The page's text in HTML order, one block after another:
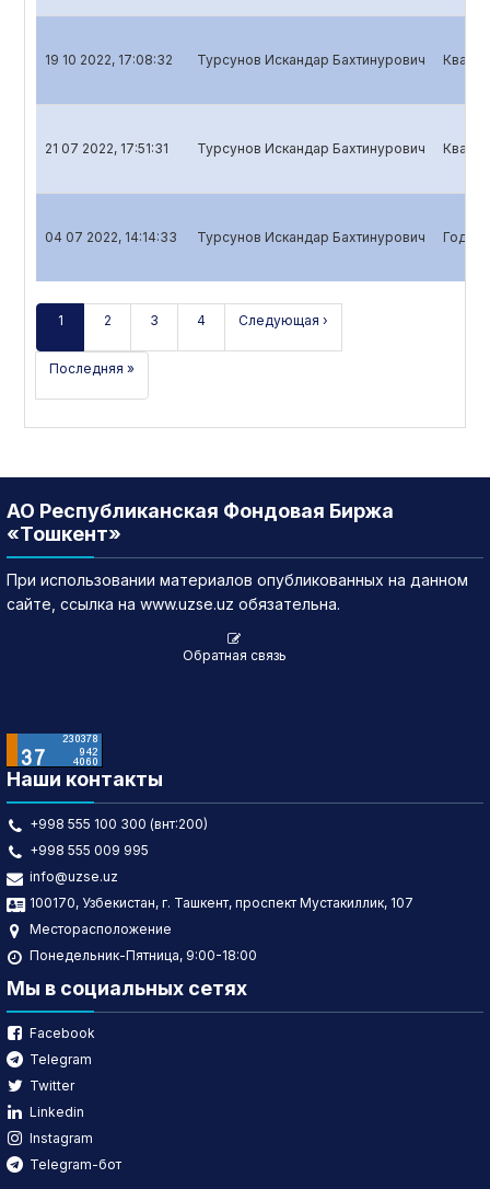
19 10 2022, 17:08:32 Турсунов Искандар Бахтинурович
21 07 2022, 17:51:31 Турсунов Искандар Бахтинурович
04 07 2022, 14:14:33 Турсунов Искандар Бахтинурович
1 2 3 4 Следующая ›
Последняя »
АО Республиканская Фондовая Биржа
«Тошкент»
При использовании материалов опубликованных на данном
сайте, ссылка на www.uzse.uz обязательна.
Обратная связь
Наши контакты
+998 555 100 300 (внт:200)
+998 555 009 995
info@uzse.uz
100170, Узбекистан, г. Ташкент, проспект Мустакиллик, 107
Месторасположение
Понедельник-Пятница, 9:00-18:00
Мы в социальных сетях
Facebook
Telegram
Twitter
Linkedin
Instagram
Telegram-бот